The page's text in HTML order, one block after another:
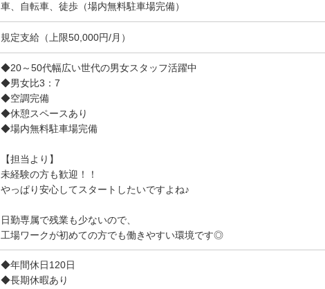
車、自転車、徒歩（場内無料駐車場完備）
規定支給（上限50,000円/月）
◆20～50代幅広い世代の男女スタッフ活躍中
◆男女比3：7
◆空調完備
◆休憩スペースあり
◆場内無料駐車場完備
【担当より】
未経験の方も歓迎！！
やっぱり安心してスタートしたいですよね♪
日勤専属で残業も少ないので、
工場ワークが初めての方でも働きやすい環境です◎
◆年間休日120日
◆長期休暇あり